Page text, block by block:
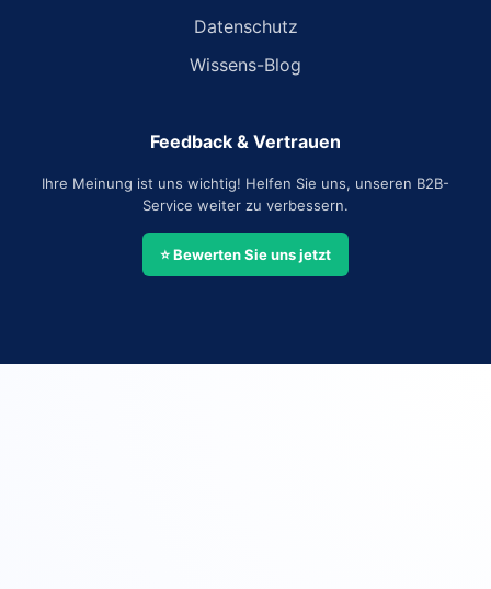
Datenschutz
Wissens-Blog
Feedback & Vertrauen
Ihre Meinung ist uns wichtig! Helfen Sie uns, unseren B2B-
Service weiter zu verbessern.
⭐ Bewerten Sie uns jetzt